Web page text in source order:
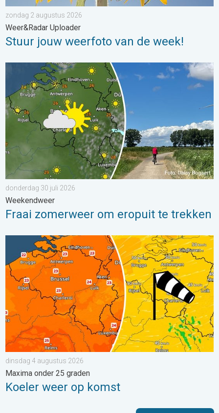
zondag 2 augustus 2026
Weer&Radar Uploader
Stuur jouw weerfoto van de week!
Fraai zomerweer om eropuit te trekken. Weekendweer. . .
donderdag 30 juli 2026
Weekendweer
Fraai zomerweer om eropuit te trekken
Koeler weer op komst. Maxima onder 25 graden. . . dinsdag
dinsdag 4 augustus 2026
Maxima onder 25 graden
Koeler weer op komst